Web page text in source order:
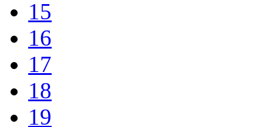
15
16
17
18
19